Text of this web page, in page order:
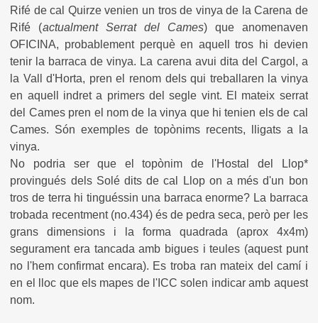
Rifé de cal Quirze venien un tros de vinya de la Carena de
Rifé (actualment Serrat del Cames) que anomenaven
OFICINA, probablement perquè en aquell tros hi devien
tenir la barraca de vinya. La carena avui dita del Cargol, a
la Vall d'Horta, pren el renom dels qui treballaren la vinya
en aquell indret a primers del segle vint. El mateix serrat
del Cames pren el nom de la vinya que hi tenien els de cal
Cames. Són exemples de topònims recents, lligats a la
vinya.
No podria ser que el topònim de l'Hostal del Llop*
provingués dels Solé dits de cal Llop on a més d'un bon
tros de terra hi tinguéssin una barraca enorme? La barraca
trobada recentment (no.434) és de pedra seca, però per les
grans dimensions i la forma quadrada (aprox 4x4m)
segurament era tancada amb bigues i teules (aquest punt
no l'hem confirmat encara). Es troba ran mateix del camí i
en el lloc que els mapes de l'ICC solen indicar amb aquest
nom.